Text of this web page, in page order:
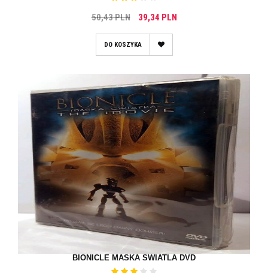
50,43 PLN 39,34 PLN
DO KOSZYKA
BIONICLE MASKA SWIATLA DVD